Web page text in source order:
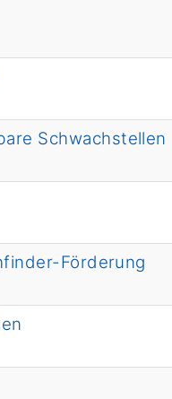
Schwachstellen
Förderung